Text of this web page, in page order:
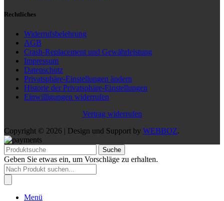
Rechtliches
Widerrufsbelehrung
AGB
Crash-Replacement und Gewährleistung
Impressum
Datenschutz
Privatsphäre-Einstellungen ändern
Historie der Privatsphäre-Einstellungen
Einwilligungen widerrufen
Vertrag widerrufen
Copyright © 2026 | Design und Support by WEBBOZ.
Suche
Geben Sie etwas ein, um Vorschläge zu erhalten.
Products
search
Menü